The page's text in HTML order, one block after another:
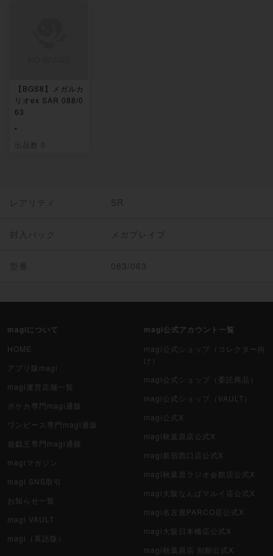
【BGS8】メガルカ
リオex SAR 088/0
63
-
出品数 0
レアリティ SR
封入パック メガブレイブ
型番 083/063
magiについて
HOME
アプリ版magi
magi運営店舗一覧
ポケカ専門magi通販
ワンピース専門magi通販
遊戯王専門magi通販
magiマガジン
magi SNS取引
お知らせ一覧
magi VAULT
magi（英語版）
magi公式アカウント一覧
magi公式ショップ（コレクター向
け）
magi公式ショップ（委託商品）
magi公式ショップ（VAULT）
magi公式X
magi秋葉原店公式X
magi新宿西口店公式X
magi秋葉原ラジオ会館店公式X
magi大阪なんばマルイ店公式X
magi名古屋PARCO店公式X
magi大阪日本橋店公式X
magi秋葉原店 別館公式X